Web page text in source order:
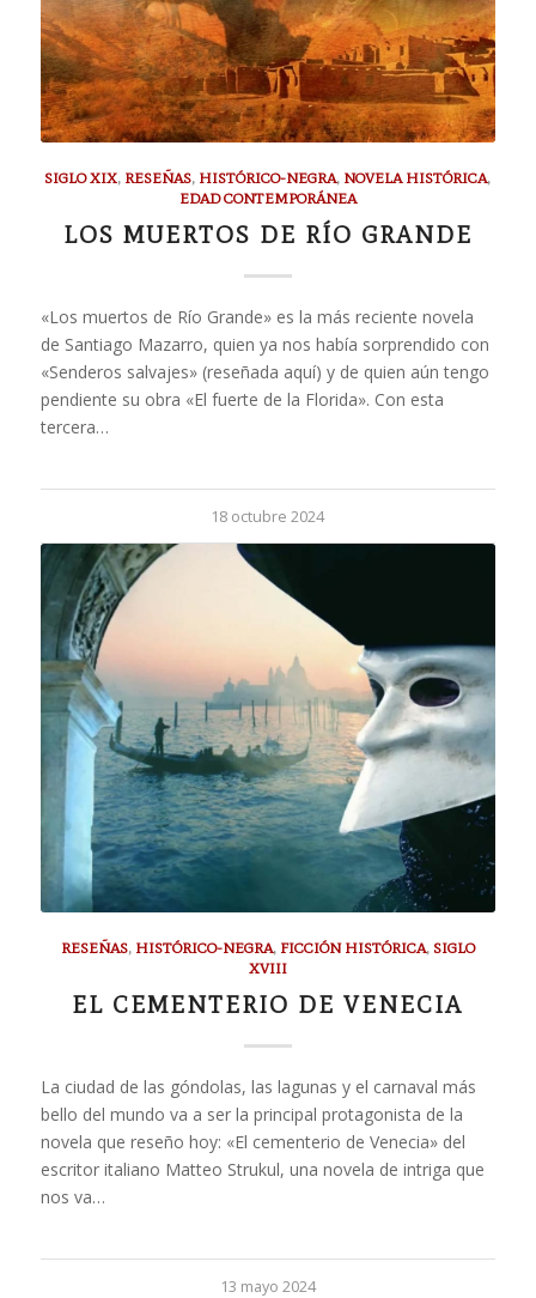
SIGLO XIX, RESEÑAS, HISTÓRICO-NEGRA, NOVELA HISTÓRICA,
EDAD CONTEMPORÁNEA
LOS MUERTOS DE RÍO GRANDE
«Los muertos de Río Grande» es la más reciente novela
de Santiago Mazarro, quien ya nos había sorprendido con
«Senderos salvajes» (reseñada aquí) y de quien aún tengo
pendiente su obra «El fuerte de la Florida». Con esta
tercera…
18 octubre 2024
RESEÑAS, HISTÓRICO-NEGRA, FICCIÓN HISTÓRICA, SIGLO
XVIII
EL CEMENTERIO DE VENECIA
La ciudad de las góndolas, las lagunas y el carnaval más
bello del mundo va a ser la principal protagonista de la
novela que reseño hoy: «El cementerio de Venecia» del
escritor italiano Matteo Strukul, una novela de intriga que
nos va…
13 mayo 2024